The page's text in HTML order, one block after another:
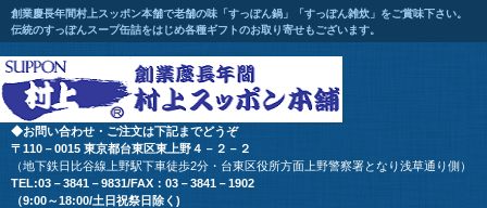
創業慶長年間村上スッポン本舗で老舗の味「すっぽん鍋」「すっぽん雑炊」をご賞味下さい。
伝統のすっぽんスープ缶詰をはじめ各種ギフトのお取り寄せもございます。
◆お問い合わせ・ご注文は下記までどうぞ
〒110－0015 東京都台東区東上野４－２－２
（地下鉄日比谷線上野駅下車徒歩2分・台東区役所方面上野警察署となり浅草通り側）
TEL:03－3841－9831/FAX：03－3841－1902
（9:00～18:00/土日祝祭日除く)